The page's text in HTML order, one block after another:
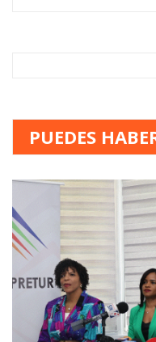
PUEDES